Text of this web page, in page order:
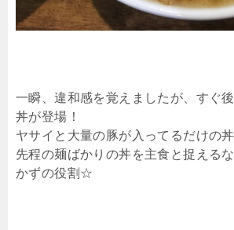
一瞬、違和感を覚えましたが、すぐ
丼が登場！
ヤサイと大量の豚が入ってるだけの
先程の麺ばかりの丼を主食と捉える
かずの役割☆